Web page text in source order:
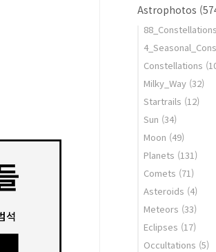
Astrophotos
88_Constellations
Constellations
Milky_Way (32)
Startrails (12)
Sun (34)
Moon (49)
Planets (131)
Comets (71)
Asteroids (4)
Meteors (33)
Eclipses (17)
Occultations (5)